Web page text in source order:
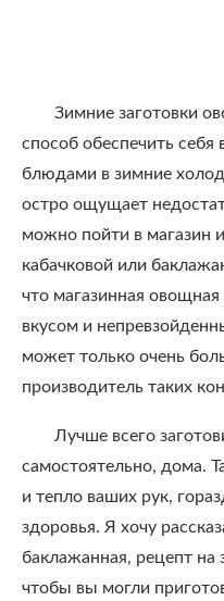
Зимние заготовки
способ обеспечить
блюдами в зимние
остро ощущает
можно пойти в магазин
кабачковой или
что магазинная
вкусом и
может только очень
производитель таких
Лучше всего
самостоятельно, дома.
и тепло ваших рук,
здоровья. Я хочу
баклажанная, рецепт
чтобы вы могли